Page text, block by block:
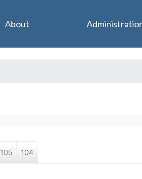
105 104
About